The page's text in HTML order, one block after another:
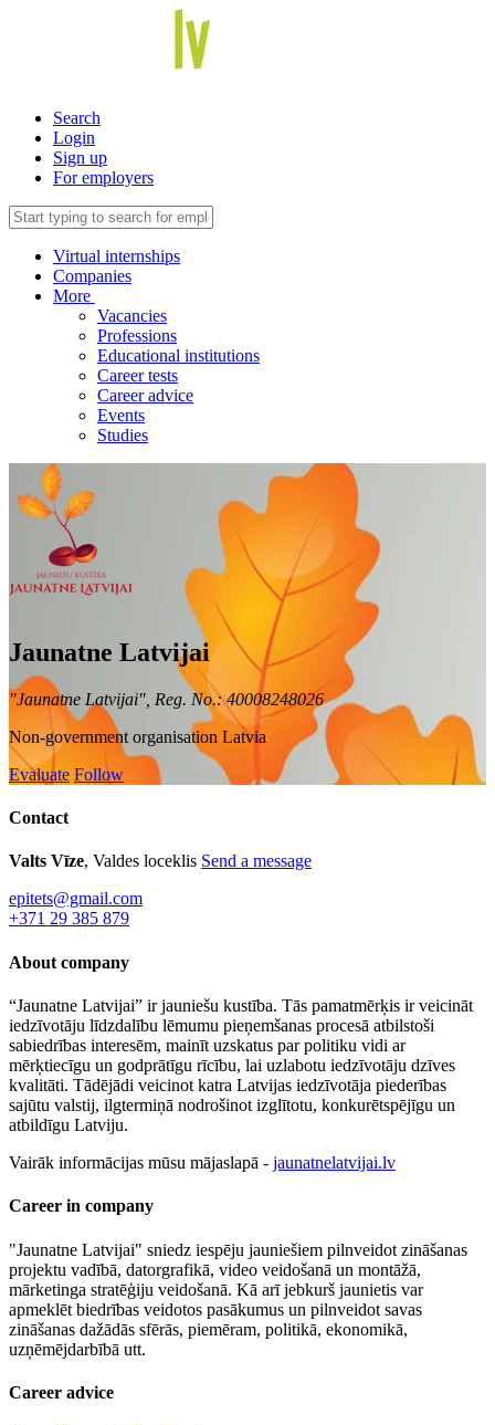
Search
Login
Sign up
For employers
Virtual internships
Companies
More
Vacancies
Professions
Educational institutions
Career tests
Career advice
Events
Studies
Jaunatne Latvijai
"Jaunatne Latvijai", Reg. No.: 40008248026
Non-government organisation Latvia
Evaluate Follow
Contact
Valts Vīze, Valdes loceklis Send a message
epitets@gmail.com
+371 29 385 879
About company
“Jaunatne Latvijai” ir jauniešu kustība. Tās pamatmērķis ir veicināt
iedzīvotāju līdzdalību lēmumu pieņemšanas procesā atbilstoši
sabiedrības interesēm, mainīt uzskatus par politiku vidi ar
mērķtiecīgu un godprātīgu rīcību, lai uzlabotu iedzīvotāju dzīves
kvalitāti. Tādējādi veicinot katra Latvijas iedzīvotāja piederības
sajūtu valstij, ilgtermiņā nodrošinot izglītotu, konkurētspējīgu un
atbildīgu Latviju.
Vairāk informācijas mūsu mājaslapā - jaunatnelatvijai.lv
Career in company
"Jaunatne Latvijai" sniedz iespēju jauniešiem pilnveidot zināšanas
projektu vadībā, datorgrafikā, video veidošanā un montāžā,
mārketinga stratēģiju veidošanā. Kā arī jebkurš jaunietis var
apmeklēt biedrības veidotos pasākumus un pilnveidot savas
zināšanas dažādās sfērās, piemēram, politikā, ekonomikā,
uzņēmējdarbībā utt.
Career advice